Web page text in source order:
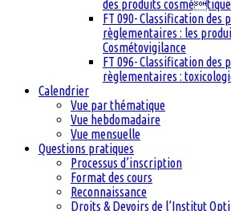
des produits
FT 090- Classification des
règlementaires : les
Cosmétovigilance
FT 096- Classification des
règlementaires :
Calendrier
Vue par thématique
Vue hebdomadaire
Vue mensuelle
Questions pratiques
Processus d’inscription
Format des cours
Reconnaissance
Droits & Devoirs de l’Institut